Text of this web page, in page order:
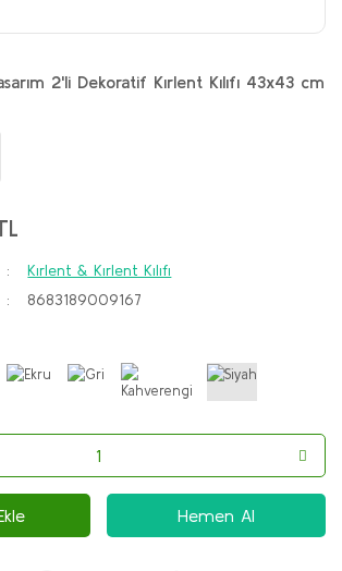
2'li Dekoratif Kırlent Kılıfı 43x43 cm
Kırlent & Kırlent Kılıfı
8683189009167
Hemen Al